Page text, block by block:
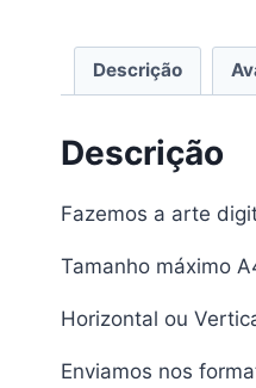
Descrição
Descrição
Fazemos a arte
Tamanho máximo
Horizontal ou
Enviamos nos